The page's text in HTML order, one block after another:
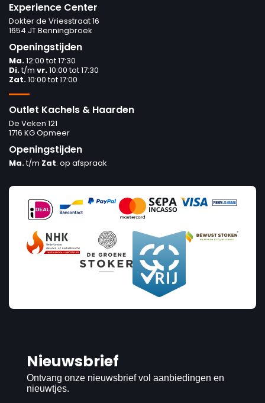
Experience Center
Dokter de Vriesstraat 16
1654 JT Benningbroek
Openingstijden
Ma.12:00 tot 17:30
Di.t/m vr.10:00 tot 17:30
Zat.10:00 tot 17:00
Outlet Kachels & Haarden
De Veken 121
1716 KG Opmeer
Openingstijden
Ma.t/m Zat. op afspraak
Nieuwsbrief
Ontvang onze nieuwsbrief vol aanbiedingen en
nieuwtjes.